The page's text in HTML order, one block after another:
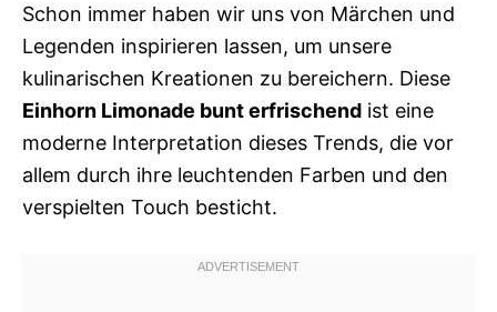
Schon immer haben wir uns von Märchen und
Legenden inspirieren lassen, um unsere
kulinarischen Kreationen zu bereichern. Diese
Einhorn Limonade bunt erfrischend ist eine
moderne Interpretation dieses Trends, die vor
allem durch ihre leuchtenden Farben und den
verspielten Touch besticht.